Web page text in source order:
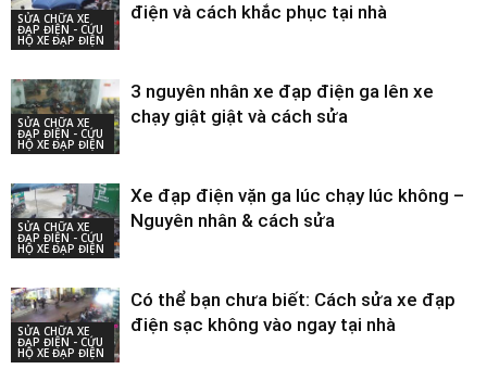
SỬA CHỮA XE
ĐẠP ĐIỆN - CỨU
HỘ XE ĐẠP ĐIỆN
điện và cách khắc phục tại nhà
SỬA CHỮA XE
ĐẠP ĐIỆN - CỨU
HỘ XE ĐẠP ĐIỆN
3 nguyên nhân xe đạp điện ga lên xe
chạy giật giật và cách sửa
SỬA CHỮA XE
ĐẠP ĐIỆN - CỨU
HỘ XE ĐẠP ĐIỆN
Xe đạp điện vặn ga lúc chạy lúc không –
Nguyên nhân & cách sửa
SỬA CHỮA XE
ĐẠP ĐIỆN - CỨU
HỘ XE ĐẠP ĐIỆN
Có thể bạn chưa biết: Cách sửa xe đạp
điện sạc không vào ngay tại nhà